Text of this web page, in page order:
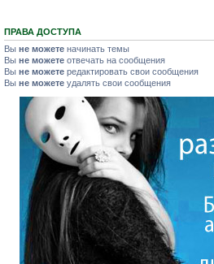
ПРАВА ДОСТУПА
Вы не можете начинать темы
Вы не можете отвечать на сообщения
Вы не можете редактировать свои сообщения
Вы не можете удалять свои сообщения